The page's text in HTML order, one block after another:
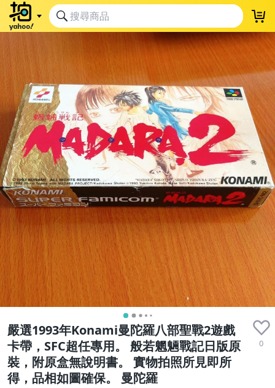
嚴選1993年Konami曼陀羅八部聖戰2遊戲
卡帶，SFC超任專用。 般若魍魎戰記日版原
裝，附原盒無說明書。 實物拍照所見即所
得，品相如圖確保。 曼陀羅
0